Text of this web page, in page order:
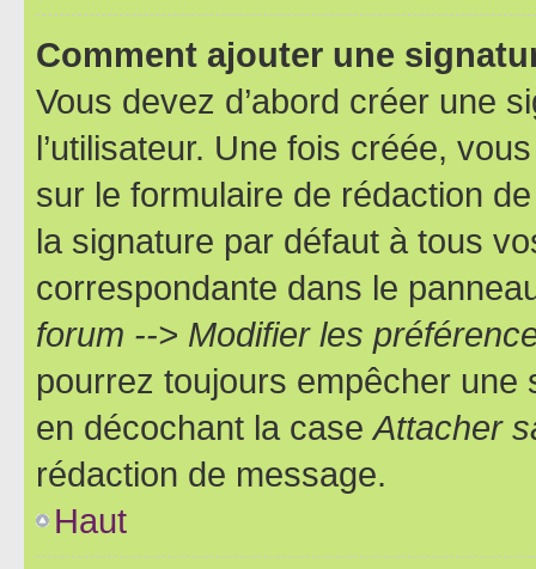
Comment ajouter une
Vous devez d’abord créer une
l’utilisateur. Une fois créée,
sur le formulaire de rédaction
la signature par défaut à tous
correspondante dans le
forum --> Modifier les
pourrez toujours empêcher une
en décochant la caseAttacher
rédaction de message.
Haut